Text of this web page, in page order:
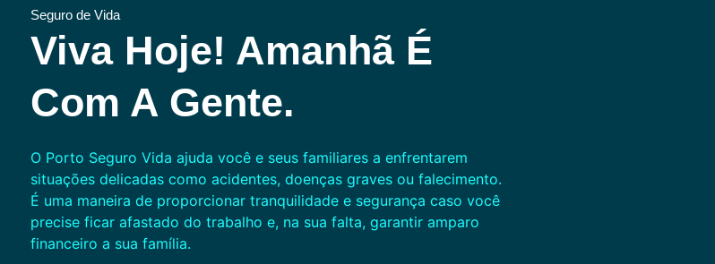
Seguro de Vida
Viva Hoje! Amanhã É
Com A Gente.
O Porto Seguro Vida ajuda você e seus familiares a enfrentarem
situações delicadas como acidentes, doenças graves ou falecimento.
É uma maneira de proporcionar tranquilidade e segurança caso você
precise ficar afastado do trabalho e, na sua falta, garantir amparo
financeiro a sua família.